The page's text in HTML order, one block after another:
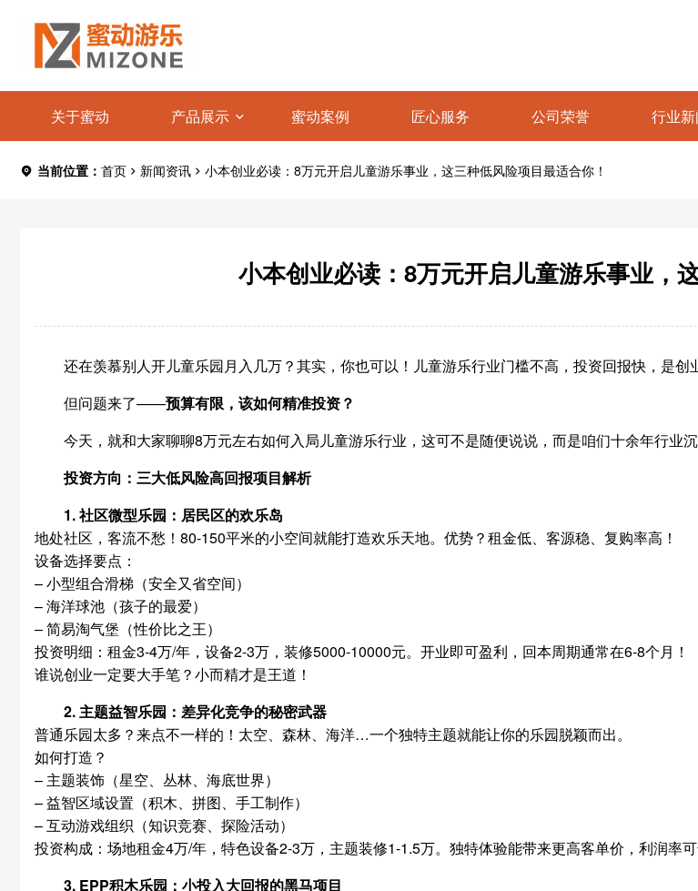
关于蜜动 产品展示 蜜动案例 匠心服务 公司荣誉 行业
当前位置： 首页 新闻资讯 小本创业必读：8万元开启儿童游乐事业，这三种低风险项目最适合你！
小本创业必读：8万元开启儿童游乐事业，
还在羡慕别人开儿童乐园月入几万？其实，你也可以！儿童游乐行业门槛不高，投资回报快，是创
但问题来了——预算有限，该如何精准投资？
今天，就和大家聊聊8万元左右如何入局儿童游乐行业，这可不是随便说说，而是咱们十余年行业
投资方向：三大低风险高回报项目解析
1. 社区微型乐园：居民区的欢乐岛
地处社区，客流不愁！80-150平米的小空间就能打造欢乐天地。优势？租金低、客源稳、复购率高！
设备选择要点：
– 小型组合滑梯（安全又省空间）
– 海洋球池（孩子的最爱）
– 简易淘气堡（性价比之王）
投资明细：租金3-4万/年，设备2-3万，装修5000-10000元。开业即可盈利，回本周期通常在6-8个月！
谁说创业一定要大手笔？小而精才是王道！
2. 主题益智乐园：差异化竞争的秘密武器
普通乐园太多？来点不一样的！太空、森林、海洋…一个独特主题就能让你的乐园脱颖而出。
如何打造？
– 主题装饰（星空、丛林、海底世界）
– 益智区域设置（积木、拼图、手工制作）
– 互动游戏组织（知识竞赛、探险活动）
投资构成：场地租金4万/年，特色设备2-3万，主题装修1-1.5万。独特体验能带来更高客单价，利润率可
3. EPP积木乐园：小投入大回报的黑马项目